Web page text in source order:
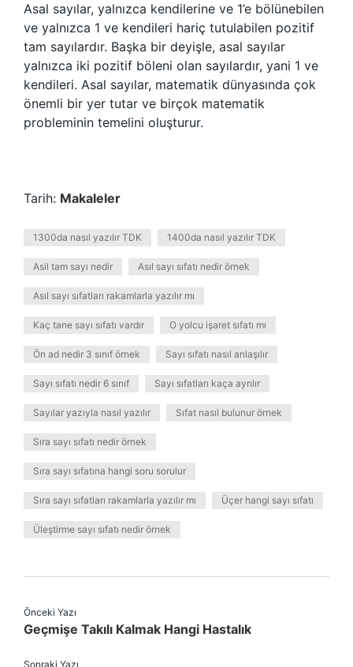
Asal sayılar, yalnızca kendilerine ve 1’e bölünebilen
ve yalnızca 1 ve kendileri hariç tutulabilen pozitif
tam sayılardır. Başka bir deyişle, asal sayılar
yalnızca iki pozitif böleni olan sayılardır, yani 1 ve
kendileri. Asal sayılar, matematik dünyasında çok
önemli bir yer tutar ve birçok matematik
probleminin temelini oluşturur.
Tarih: Makaleler
1300da nasıl yazılır TDK 1400da nasıl yazılır TDK
Asil tam sayı nedir Asıl sayı sıfatı nedir örnek
Asıl sayı sıfatları rakamlarla yazılır mı
Kaç tane sayı sıfatı vardır O yolcu işaret sıfatı mı
Ön ad nedir 3 sınıf örnek Sayı sıfatı nasıl anlaşılır
Sayı sıfatı nedir 6 sınıf Sayı sıfatları kaça ayrılır
Sayılar yazıyla nasıl yazılır Sıfat nasıl bulunur örnek
Sıra sayı sıfatı nedir örnek
Sıra sayı sıfatına hangi soru sorulur
Sıra sayı sıfatları rakamlarla yazılır mı Üçer hangi sayı sıfatı
Üleştirme sayı sıfatı nedir örnek
Önceki Yazı
Geçmişe Takılı Kalmak Hangi Hastalık
Sonraki Yazı